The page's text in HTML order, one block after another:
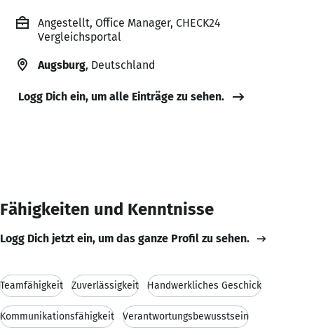
Angestellt, Office Manager, CHECK24
Vergleichsportal
Augsburg, Deutschland
Logg Dich ein, um alle Einträge zu sehen.
Fähigkeiten und Kenntnisse
Logg Dich jetzt ein, um das ganze Profil zu sehen.
Teamfähigkeit Zuverlässigkeit Handwerkliches Geschick
Kommunikationsfähigkeit Verantwortungsbewusstsein